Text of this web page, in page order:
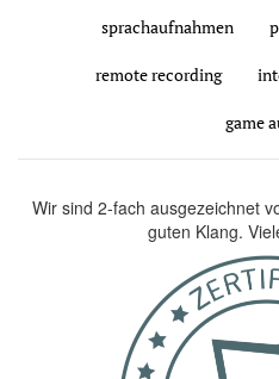
sprachaufnahmen
remote recording
game
Wir sind 2-fach ausgezeichnet
guten Klang.